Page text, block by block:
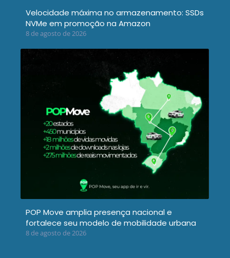
Velocidade máxima no armazenamento: SSDs
NVMe em promoção na Amazon
8 de agosto de 2026
POP Move amplia presença nacional e
fortalece seu modelo de mobilidade urbana
8 de agosto de 2026